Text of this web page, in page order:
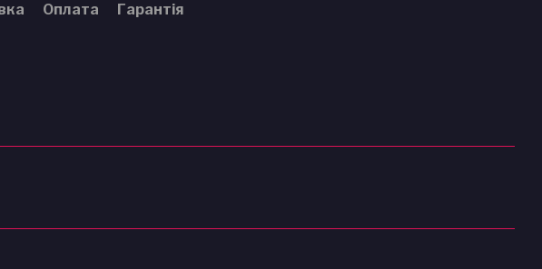
Оплата Гарантія